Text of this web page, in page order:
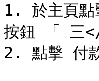
1. 於主頁
按鈕 「 三
2. 點擊 付